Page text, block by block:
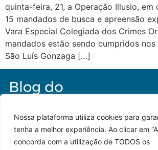
Nossa plataforma utiliza cookies para
tenha a melhor experiência. Ao clicar em
concorda com a utilização de TODOS os
quinta-feira, 21, a Operação Illusio, em
15 mandados de busca e apreensão
Vara Especial Colegiada dos Crimes
mandados estão sendo cumpridos
São Luís Gonzaga […]